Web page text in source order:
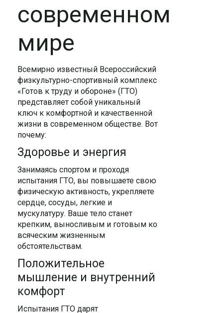
современном
мире
Всемирно известный Всероссийский
физкультурно-спортивный комплекс
«Готов к труду и обороне» (ГТО)
представляет собой уникальный
ключ к комфортной и качественной
жизни в современном обществе. Вот
почему:
Здоровье и энергия
Занимаясь спортом и проходя
испытания ГТО, вы повышаете свою
физическую активность, укрепляете
сердце, сосуды, легкие и
мускулатуру. Ваше тело станет
крепким, выносливым и готовым ко
всяческим жизненным
обстоятельствам.
Положительное
мышление и внутренний
комфорт
Испытания ГТО дарят